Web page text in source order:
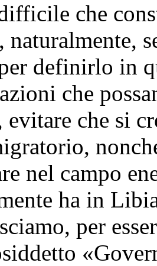
che
definirlo in
che
evitare che si
nel campo
ha in
per